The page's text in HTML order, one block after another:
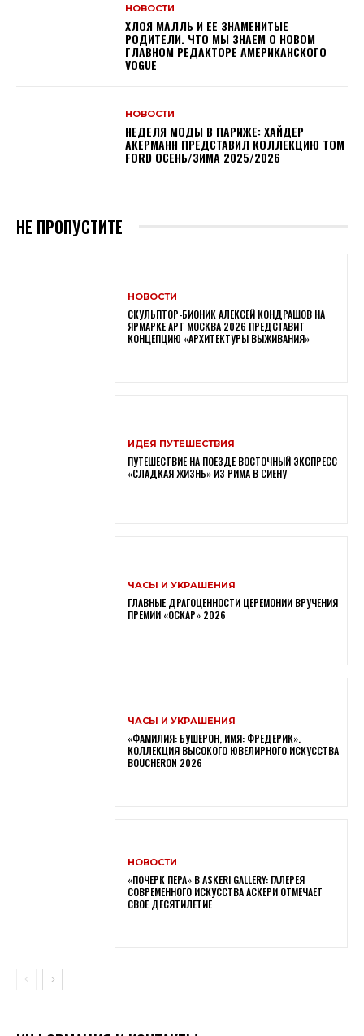
НОВОСТИ
ХЛОЯ МАЛЛЬ И ЕЕ ЗНАМЕНИТЫЕ
РОДИТЕЛИ. ЧТО МЫ ЗНАЕМ О НОВОМ
ГЛАВНОМ РЕДАКТОРЕ АМЕРИКАНСКОГО
VOGUE
НОВОСТИ
НЕДЕЛЯ МОДЫ В ПАРИЖЕ: ХАЙДЕР
АКЕРМАНН ПРЕДСТАВИЛ КОЛЛЕКЦИЮ TOM
FORD ОСЕНЬ/ЗИМА 2025/2026
НЕ ПРОПУСТИТЕ
НОВОСТИ
СКУЛЬПТОР-БИОНИК АЛЕКСЕЙ КОНДРАШОВ НА
ЯРМАРКЕ АРТ МОСКВА 2026 ПРЕДСТАВИТ
КОНЦЕПЦИЮ «АРХИТЕКТУРЫ ВЫЖИВАНИЯ»
ИДЕЯ ПУТЕШЕСТВИЯ
ПУТЕШЕСТВИЕ НА ПОЕЗДЕ ВОСТОЧНЫЙ ЭКСПРЕСС
«СЛАДКАЯ ЖИЗНЬ» ИЗ РИМА В СИЕНУ
ЧАСЫ И УКРАШЕНИЯ
ГЛАВНЫЕ ДРАГОЦЕННОСТИ ЦЕРЕМОНИИ ВРУЧЕНИЯ
ПРЕМИИ «ОСКАР» 2026
ЧАСЫ И УКРАШЕНИЯ
«ФАМИЛИЯ: БУШЕРОН, ИМЯ: ФРЕДЕРИК».
КОЛЛЕКЦИЯ ВЫСОКОГО ЮВЕЛИРНОГО ИСКУССТВА
BOUCHERON 2026
НОВОСТИ
«ПОЧЕРК ПЕРА» В ASKERI GALLERY: ГАЛЕРЕЯ
СОВРЕМЕННОГО ИСКУССТВА АСКЕРИ ОТМЕЧАЕТ
СВОЕ ДЕСЯТИЛЕТИЕ